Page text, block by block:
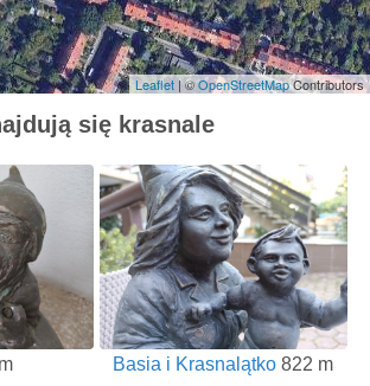
Leaflet | ©OpenStreetMapContributors
się krasnale
Basia i Krasnalątko 822 m